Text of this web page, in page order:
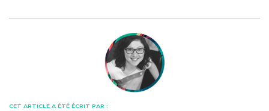
CET ARTICLE A ÉTÉ ÉCRIT PAR :